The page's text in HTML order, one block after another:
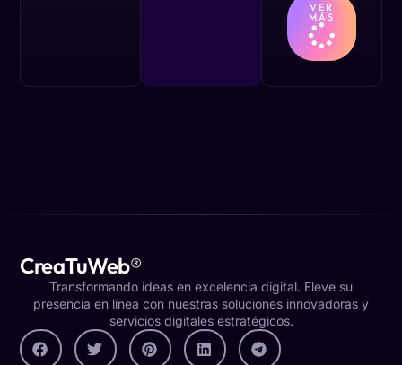
VER
MÁS
CreaTuWeb®
Transformando ideas en excelencia digital. Eleve su
presencia en línea con nuestras soluciones innovadoras y
servicios digitales estratégicos.